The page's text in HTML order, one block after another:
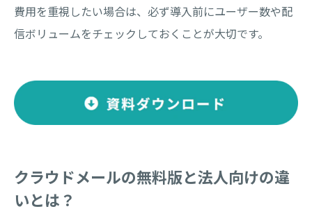
費用を重視したい場合は、必ず導入前にユーザー数や配
信ボリュームをチェックしておくことが大切です。
クラウドメールの無料版と法人向けの違
いとは？